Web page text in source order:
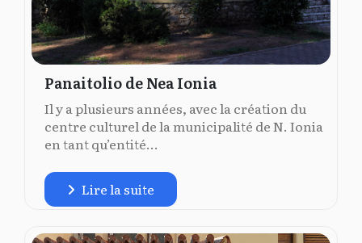
Panaitolio de Nea Ionia
Il y a plusieurs années, avec la création du
centre culturel de la municipalité de N. Ionia
en tant qu’entité...
Lire la suite